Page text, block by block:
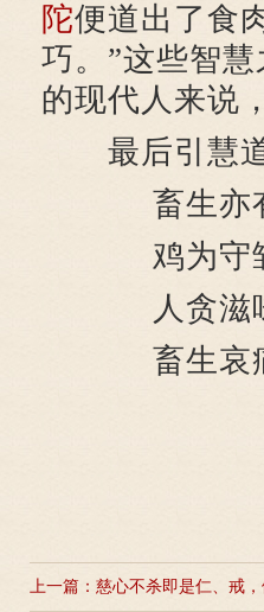
陀便道出了食
巧。”这些智
的现代人来说
最后引慧道
畜生亦
鸡为守
人贪
畜生哀
上一篇： 慈心不杀即是仁、戒